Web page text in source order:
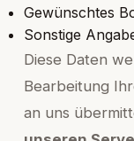
Gewünschtes
Sonstige
Diese Daten
Bearbeitung
an uns